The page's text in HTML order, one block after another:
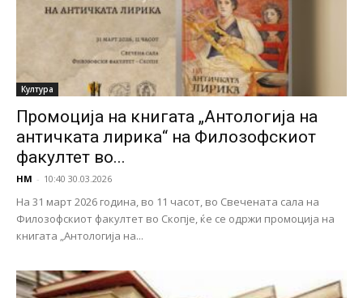
Култура
Промоција на книгата „Антологија на
античката лирика“ на Филозофскиот
факултет во...
НМ - 10:40 30.03.2026
На 31 март 2026 година, во 11 часот, во Свечената сала на
Филозофскиот факултет во Скопје, ќе се одржи промоција на
книгата „Антологија на...